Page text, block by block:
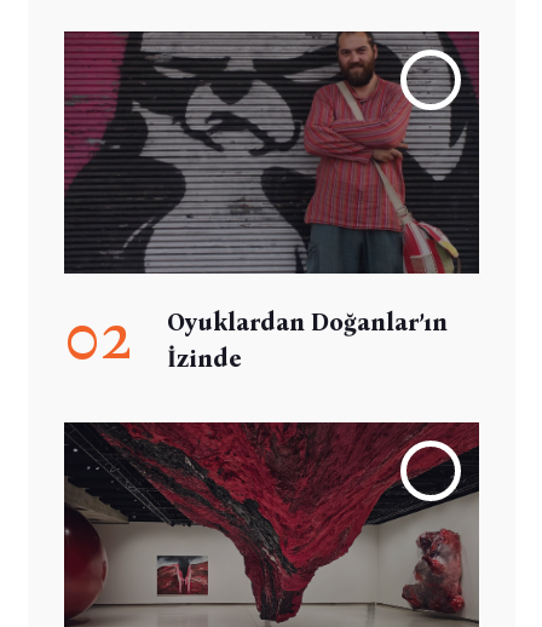
02
Oyuklardan Doğanlar’ın
İzinde